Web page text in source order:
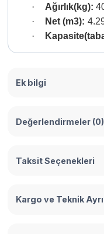
·
Ağırlık(kg):
·
Net (m3):
·
Ek bilgi
Değerlendirmeler (0)
Taksit Seçenekleri
Kargo ve Teknik